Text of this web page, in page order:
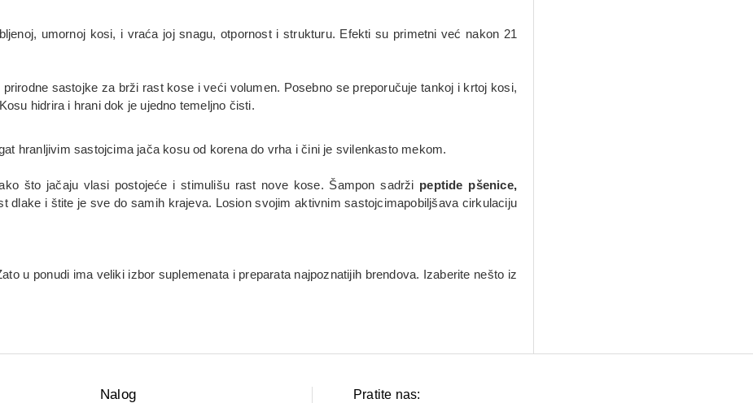
umornoj kosi, i vraća joj snagu, otpornost i strukturu. Efekti su primetni već nakon 21
prirodne sastojke za brži rast kose i veći volumen. Posebno se preporučuje tankoj i krtoj kosi,
hidrira i hrani dok je ujedno temeljno čisti.
hranljivim sastojcima jača kosu od korena do vrha i čini je svilenkasto mekom.
što jačaju vlasi postojeće i stimulišu rast nove kose. Šampon sadrži peptide pšenice,
dlake i štite je sve do samih krajeva. Losion svojim aktivnim sastojcimapobiljšava cirkulaciju
u ponudi ima veliki izbor suplemenata i preparata najpoznatijih brendova. Izaberite nešto iz
Nalog Pratite nas: